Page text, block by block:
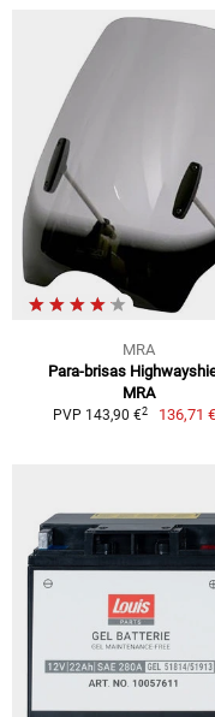
MRA
Para-brisas
MRA
PVP 143,90 €2 136,71 €